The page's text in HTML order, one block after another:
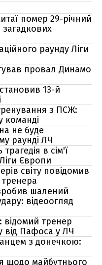
помер 29-річний
загадкових
раунду Ліги
провал Динамо
13-й
з ПСЖ:
команді
не буде
раунді ЛЧ
в сім'ї
Європи
світу повідомив
тренера
шалений
відеоогляд
тренер
від Пафоса у ЛЧ
з донечкою:
щодо майбутнього